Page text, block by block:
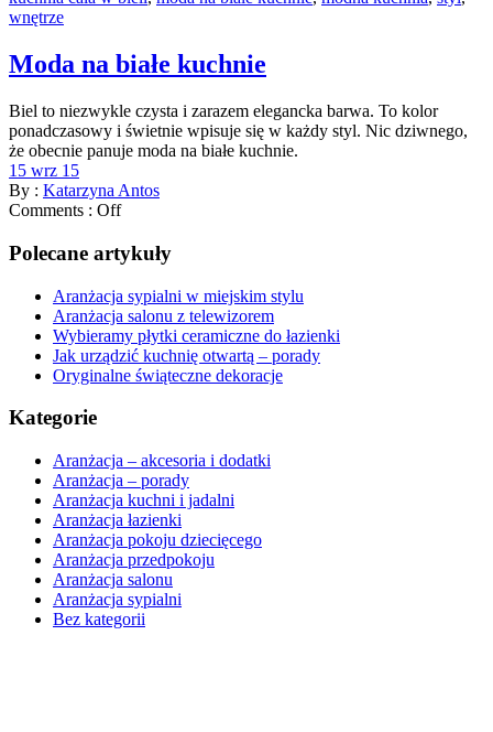
wnętrze
Moda na białe kuchnie
Biel to niezwykle czysta i zarazem elegancka barwa. To kolor
ponadczasowy i świetnie wpisuje się w każdy styl. Nic dziwnego,
że obecnie panuje moda na białe kuchnie.
15 wrz 15
By : Katarzyna Antos
Comments : Off
Polecane artykuły
Aranżacja sypialni w miejskim stylu
Aranżacja salonu z telewizorem
Wybieramy płytki ceramiczne do łazienki
Jak urządzić kuchnię otwartą – porady
Oryginalne świąteczne dekoracje
Kategorie
Aranżacja – akcesoria i dodatki
Aranżacja – porady
Aranżacja kuchni i jadalni
Aranżacja łazienki
Aranżacja pokoju dziecięcego
Aranżacja przedpokoju
Aranżacja salonu
Aranżacja sypialni
Bez kategorii